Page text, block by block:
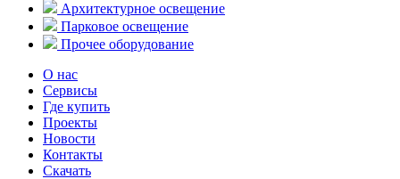
Архитектурное освещение
Парковое освещение
Прочее оборудование
О нас
Сервисы
Где купить
Проекты
Новости
Контакты
Скачать